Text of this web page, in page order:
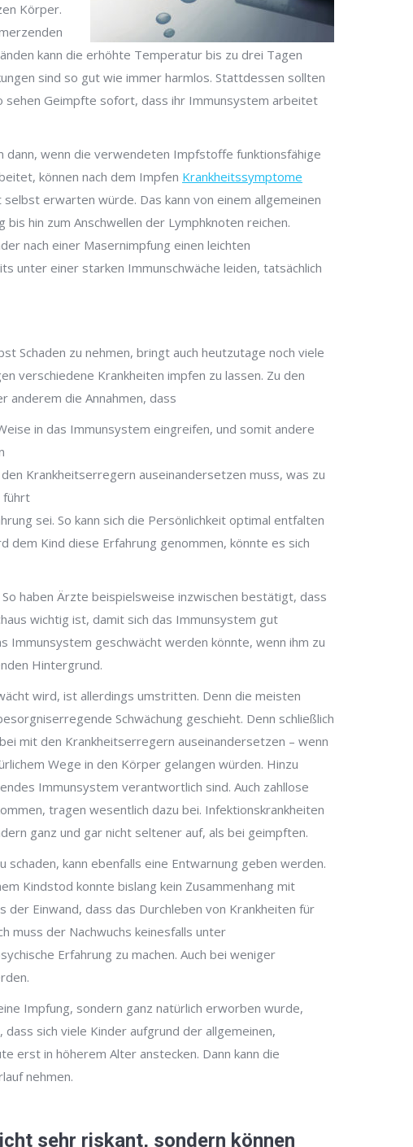
Körper.
kann die erhöhte Temperatur bis zu drei Tagen
sind so gut wie immer harmlos. Stattdessen sollten
sehen Geimpfte sofort, dass ihr Immunsystem arbeitet
wenn die verwendeten Impfstoffe funktionsfähige
können nach dem Impfen Krankheitssymptome
erwarten würde. Das kann von einem allgemeinen
bis hin zum Anschwellen der Lymphknoten reichen.
nach einer Masernimpfung einen leichten
unter einer starken Immunschwäche leiden, tatsächlich
Schaden zu nehmen, bringt auch heutzutage noch viele
verschiedene Krankheiten impfen zu lassen. Zu den
anderem die Annahmen, dass
in das Immunsystem eingreifen, und somit andere
Krankheitserregern auseinandersetzen muss, was zu
führt
sei. So kann sich die Persönlichkeit optimal entfalten
dem Kind diese Erfahrung genommen, könnte es sich
haben Ärzte beispielsweise inzwischen bestätigt, dass
wichtig ist, damit sich das Immunsystem gut
Immunsystem geschwächt werden könnte, wenn ihm zu
Hintergrund.
wird, ist allerdings umstritten. Denn die meisten
Schwächung geschieht. Denn schließlich
mit den Krankheitserregern auseinandersetzen – wenn
Wege in den Körper gelangen würden. Hinzu
Immunsystem verantwortlich sind. Auch zahllose
tragen wesentlich dazu bei. Infektionskrankheiten
ganz und gar nicht seltener auf, als bei geimpften.
kann ebenfalls eine Entwarnung geben werden.
Kindstod konnte bislang kein Zusammenhang mit
Einwand, dass das Durchleben von Krankheiten für
muss der Nachwuchs keinesfalls unter
Erfahrung zu machen. Auch bei weniger
Impfung, sondern ganz natürlich erworben wurde,
sich viele Kinder aufgrund der allgemeinen,
erst in höherem Alter anstecken. Dann kann die
nehmen.
sehr riskant, sondern können